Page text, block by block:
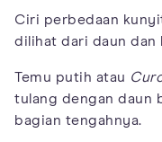
Ciri perbedaan
dilihat dari daun dan
Temu putih atau
tulang dengan daun
bagian tengahnya.